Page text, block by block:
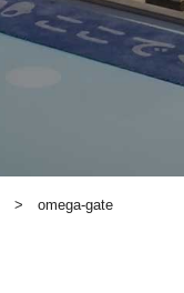
>omega-gate